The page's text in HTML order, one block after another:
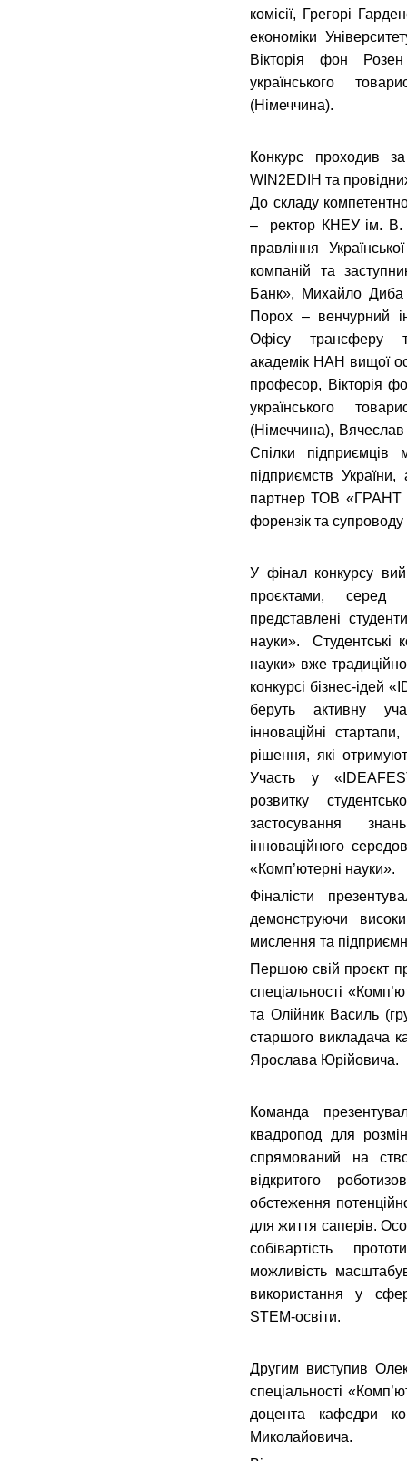
комісії, Грегорі
економіки
Вікторія фон
українського
(Німеччина).
Конкурс проходив
WIN2EDIH та
До складу
– ректор КНЕУ ім. В.
правління
компаній та
Банк», Михайло
Порох – венчурний
Офісу трансферу
академік НАН вищої
професор, Вікторія
українського
(Німеччина),
Спілки підприємців
підприємств
партнер ТОВ «ГРАНТ
форензік та супроводу
У фінал конкурсу
проєктами,
представлені
науки». Студентські
науки» вже
конкурсі бізнес-ідей
беруть активну
інноваційні
рішення, які
Участь у
розвитку
застосування
інноваційного
«Комп’ютерні науки».
Фіналісти
демонструючи
мислення та
Першою свій проєкт
спеціальності
та Олійник Василь
старшого викладача
Ярослава Юрійовича.
Команда
квадропод для
спрямований на
відкритого
обстеження
для життя саперів.
собівартість
можливість
використання у
STEM-освіти.
Другим виступив
спеціальності
доцента кафедри
Миколайовича.